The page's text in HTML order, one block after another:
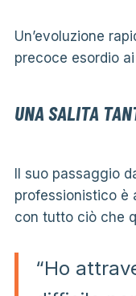
Un’evoluzione
precoce esordio
UNA SALITA
Il suo passaggio
professionistico è
con tutto ciò che
“Ho